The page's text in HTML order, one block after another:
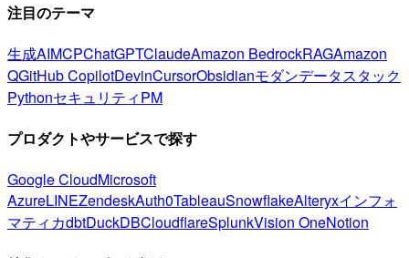
注目のテーマ
生成AIMCPChatGPTClaudeAmazon BedrockRAGAmazon
QGitHub CopilotDevinCursorObsidianモダンデータスタック
PythonセキュリティPM
プロダクトやサービスで探す
Google CloudMicrosoft
AzureLINEZendeskAuth0TableauSnowflakeAlteryxインフォ
マティカdbtDuckDBCloudflareSplunkVision OneNotion